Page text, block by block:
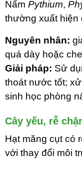
Nấm Pythium,
thường xuất hiện
Nguyên nhân:
quá dày hoặc
Giải pháp: Sử
thoát nước tốt;
sinh học phòng
Cây yếu, rễ
Hạt măng cụt có
với thay đổi môi